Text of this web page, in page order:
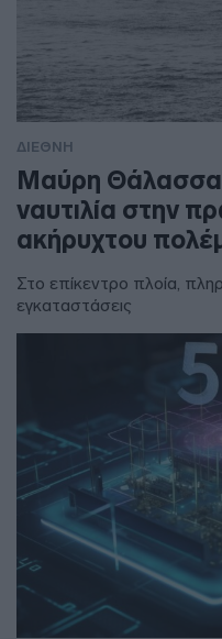
ΔΙΕΘΝΗ
Μαύρη
ναυτιλία στην
ακήρυχτου
Στο επίκεντρο πλοία,
εγκαταστάσεις